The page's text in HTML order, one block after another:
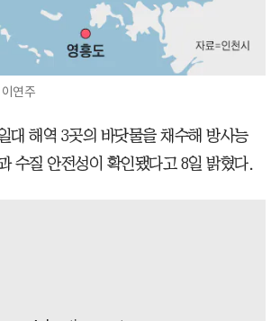
연주
대 해역 3곳의 바닷물을 채수해 방사능
수질 안전성이 확인됐다고 8일 밝혔다.